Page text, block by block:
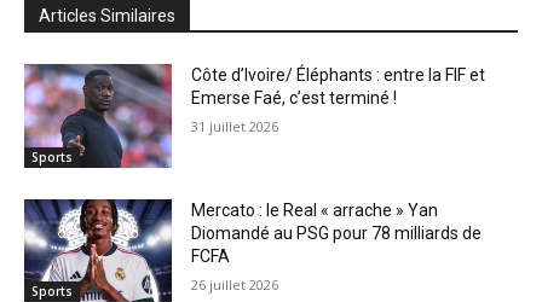
Articles Similaires
Sports
Côte d’Ivoire/ Éléphants : entre la FIF et
Emerse Faé, c’est terminé !
31 juillet 2026
Sports
Mercato : le Real « arrache » Yan
Diomandé au PSG pour 78 milliards de
FCFA
26 juillet 2026